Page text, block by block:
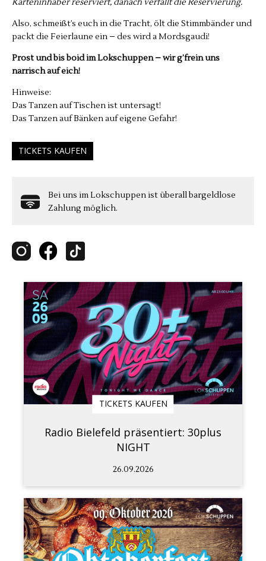
Karteninhaber reserviert, danach verfällt die Reservierung.
Also, schmeißt’s euch in die Tracht, ölt die Stimmbänder und
packt die Feierlaune ein – des wird a Mordsgaudi!
Prost und bis boid im Lokschuppen – wir g’frein uns
narrisch auf eich!
Hinweise:
Das Tanzen auf Tischen ist untersagt!
Das Tanzen auf Bänken auf eigene Gefahr!
TICKETS KAUFEN
Bei uns im Lokschuppen ist überall bargeldlose
Zahlung möglich.
TICKETS KAUFEN
Radio Bielefeld präsentiert: 30plus
NIGHT
26.09.2026